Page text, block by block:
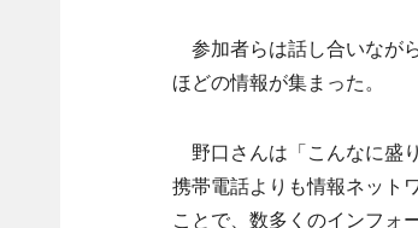
参加者らは話し合いなが
ほどの情報が集まった。
野口さんは「こんなに盛
携帯電話よりも情報ネット
ことで、数多くのインフォ